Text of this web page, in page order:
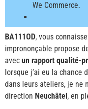
We Commerce.
BA111OD, vous
imprononçable propose
avec un rapport qualité-
lorsque j’ai eu la
dans leurs ateliers, je ne
direction Neuchâtel , en